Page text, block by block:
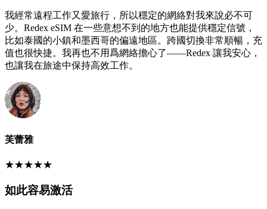
我經常遠程工作又愛旅行，所以穩定的網絡對我來說必不可
少。Redex eSIM 在一些意想不到的地方也能提供穩定信號，
比如泰國的小鎮和墨西哥的偏遠地區。跨國切換非常順暢，充
值也很快捷。我再也不用爲網絡擔心了——Redex 讓我安心，
也讓我在旅途中保持高效工作。
芙蕾雅
★★★★★
如此容易激活